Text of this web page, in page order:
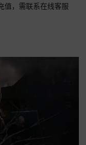
， 需联系在线客服